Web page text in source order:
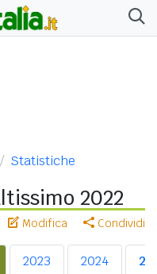
Statistiche
2022
Modifica Condividi
2023 2024